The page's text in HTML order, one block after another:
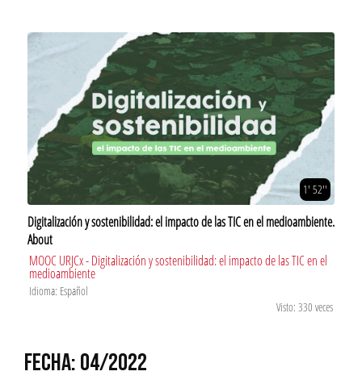
1' 52''
Digitalización y sostenibilidad: el impacto de las TIC en el medioambiente.
About
MOOC URJCx - Digitalización y sostenibilidad: el impacto de las TIC en el
medioambiente
Idioma: Español
Visto: 330 veces
FECHA: 04/2022